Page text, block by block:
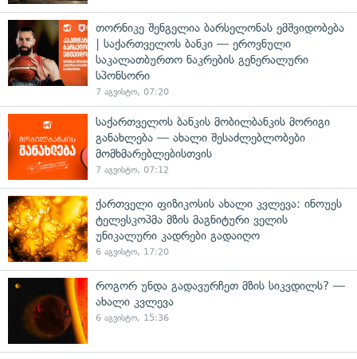
თორნიკე შენგელია ბარსელონას ემშვიდობება
| საქართველოს ბანკი — ეროვნული
საკალათბურთო ნაკრების გენერალური
სპონსორი
7 აგვისტო, 07:20
საქართველოს ბანკის მობილბანკის მორიგი
განახლება — ახალი შესაძლებლობები
მომხმარებლებისთვის
7 აგვისტო, 07:12
ქართველი ფიზიკოსის ახალი კვლევა: ინოუეს
ტელესკოპმა მზის მაგნიტური ველის
უნიკალური კადრები გადაიღო
6 აგვისტო, 17:20
როგორ უნდა გადავურჩეთ მზის სიკვდილს? —
ახალი კვლევა
6 აგვისტო, 15:36